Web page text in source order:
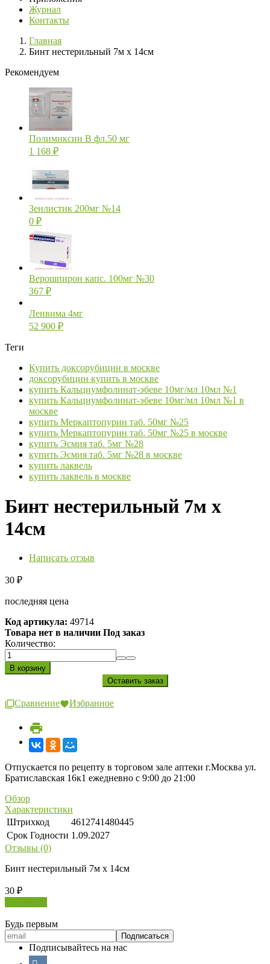
Журнал
Контакты
Главная
Бинт нестерильный 7м х 14см
Рекомендуем
Полимиксин В фл.50 мг
1 168 ₽
Зенлистик 200мг №14
0 ₽
Верошпирон капс. 100мг №30
367 ₽
Ленвима 4мг
52 900 ₽
Теги
Купить доксорубицин в москве
доксорубицин купить в москве
купить Кальциумфолинат-эбеве 10мг/мл 10мл №1
купить Кальциумфолинат-эбеве 10мг/мл 10мл №1 в
москве
купить Меркаптопурин таб. 50мг №25
купить Меркаптопурин таб. 50мг №25 в москве
купить Эсмия таб. 5мг №28
купить Эсмия таб. 5мг №28 в москве
купить лаквель
купить лаквель в москве
Бинт нестерильный 7м х
14см
Написать отзыв
30 ₽
последняя цена
Код артикула: 49714
Товара нет в наличии Под заказ
Количество:
Сравнение Избранное
Отпускается по рецепту в торговом зале аптеки г.Москва ул.
Братиславская 16к1 ежедневно с 9:00 до 21:00
Обзор
Характеристики
Штрихкод
4612741480445
Срок Годности 1.09.2027
Отзывы (0)
Бинт нестерильный 7м х 14см
30 ₽
Будь первым
Подписывайтесь на нас